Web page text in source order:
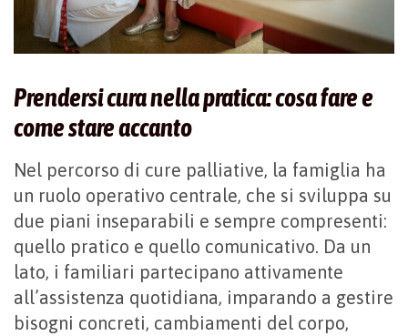
Prendersi cura nella pratica: cosa fare e
come stare accanto
Nel percorso di cure palliative, la famiglia ha
un ruolo operativo centrale, che si sviluppa su
due piani inseparabili e sempre compresenti:
quello pratico e quello comunicativo. Da un
lato, i familiari partecipano attivamente
all’assistenza quotidiana, imparando a gestire
bisogni concreti, cambiamenti del corpo,